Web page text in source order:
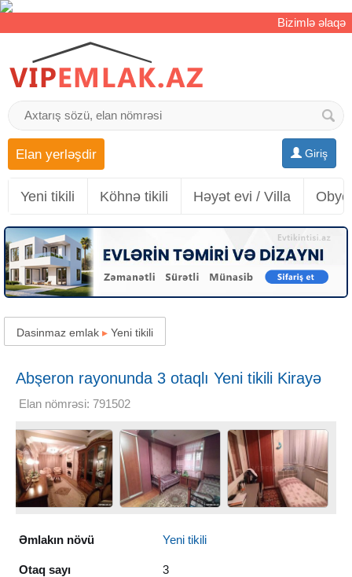
Bizimlə əlaqə
Giriş
Elan yerləşdir
Yeni tikili Köhnə tikili Həyət evi / Villa
Dasinmaz emlak ▸ Yeni tikili
Abşeron rayonunda 3 otaqlı Yeni tikili Kirayə
verilir, 66 m²
Elan nömrəsi: 791502
Əmlakın növü Yeni tikili
Otaq sayı 3